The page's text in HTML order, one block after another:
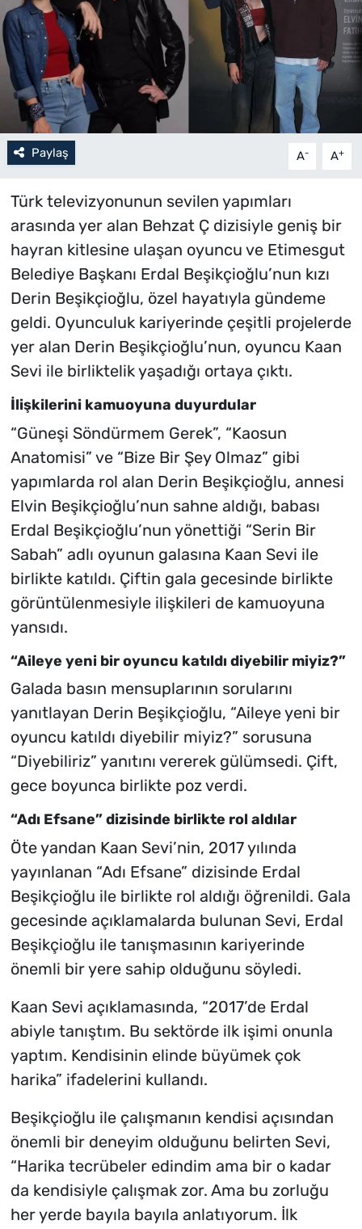
Paylaş A- A+
Türk televizyonunun sevilen yapımları
arasında yer alan Behzat Ç dizisiyle geniş bir
hayran kitlesine ulaşan oyuncu ve Etimesgut
Belediye Başkanı Erdal Beşikçioğlu’nun kızı
Derin Beşikçioğlu, özel hayatıyla gündeme
geldi. Oyunculuk kariyerinde çeşitli projelerde
yer alan Derin Beşikçioğlu’nun, oyuncu Kaan
Sevi ile birliktelik yaşadığı ortaya çıktı.
İlişkilerini kamuoyuna duyurdular
“Güneşi Söndürmem Gerek”, “Kaosun
Anatomisi” ve “Bize Bir Şey Olmaz” gibi
yapımlarda rol alan Derin Beşikçioğlu, annesi
Elvin Beşikçioğlu’nun sahne aldığı, babası
Erdal Beşikçioğlu’nun yönettiği “Serin Bir
Sabah” adlı oyunun galasına Kaan Sevi ile
birlikte katıldı. Çiftin gala gecesinde birlikte
görüntülenmesiyle ilişkileri de kamuoyuna
yansıdı.
“Aileye yeni bir oyuncu katıldı diyebilir miyiz?”
Galada basın mensuplarının sorularını
yanıtlayan Derin Beşikçioğlu, “Aileye yeni bir
oyuncu katıldı diyebilir miyiz?” sorusuna
“Diyebiliriz” yanıtını vererek gülümsedi. Çift,
gece boyunca birlikte poz verdi.
“Adı Efsane” dizisinde birlikte rol aldılar
Öte yandan Kaan Sevi’nin, 2017 yılında
yayınlanan “Adı Efsane” dizisinde Erdal
Beşikçioğlu ile birlikte rol aldığı öğrenildi. Gala
gecesinde açıklamalarda bulunan Sevi, Erdal
Beşikçioğlu ile tanışmasının kariyerinde
önemli bir yere sahip olduğunu söyledi.
Kaan Sevi açıklamasında, “2017’de Erdal
abiyle tanıştım. Bu sektörde ilk işimi onunla
yaptım. Kendisinin elinde büyümek çok
harika” ifadelerini kullandı.
Beşikçioğlu ile çalışmanın kendisi açısından
önemli bir deneyim olduğunu belirten Sevi,
“Harika tecrübeler edindim ama bir o kadar
da kendisiyle çalışmak zor. Ama bu zorluğu
her yerde bayıla bayıla anlatıyorum. İlk